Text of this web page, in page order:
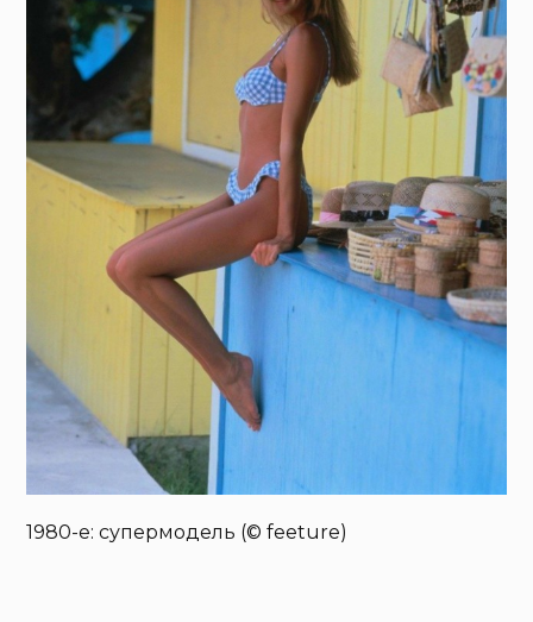
1980-е: супермодель (© feeture)